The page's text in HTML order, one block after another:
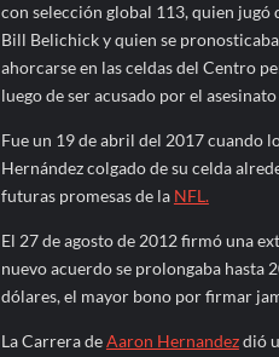
con selección global 113, quien jugó
Bill Belichick y quien se
ahorcarse en las celdas del Centro
luego de ser acusado por el
Fue un 19 de abril del 2017 cuando
Hernández colgado de su celda
futuras promesas de la NFL.
El 27 de agosto de 2012 firmó una
nuevo acuerdo se prolongaba hasta
dólares, el mayor bono por firmar
La Carrera deAaron Hernandezdió